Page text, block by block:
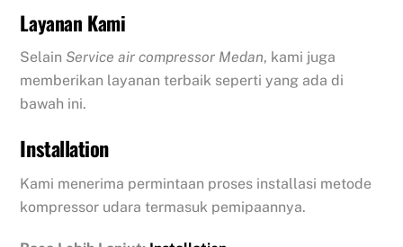
Layanan Kami
Selain Service air compressor Medan, kami juga
memberikan layanan terbaik seperti yang ada di
bawah ini.
Installation
Kami menerima permintaan proses installasi metode
kompressor udara termasuk pemipaannya.